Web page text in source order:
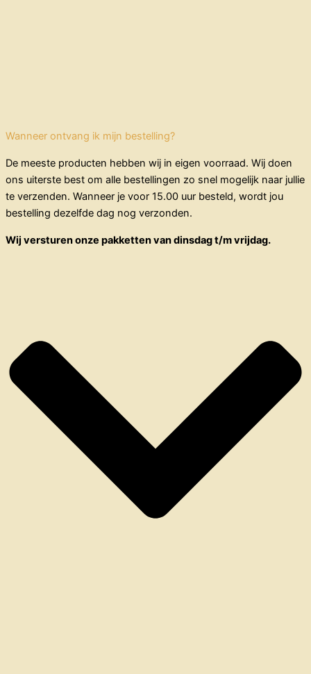
Wanneer ontvang ik mijn bestelling?
De meeste producten hebben wij in eigen voorraad. Wij doen
ons uiterste best om alle bestellingen zo snel mogelijk naar jullie
te verzenden. Wanneer je voor 15.00 uur besteld, wordt jou
bestelling dezelfde dag nog verzonden.
Wij versturen onze pakketten van dinsdag t/m vrijdag.